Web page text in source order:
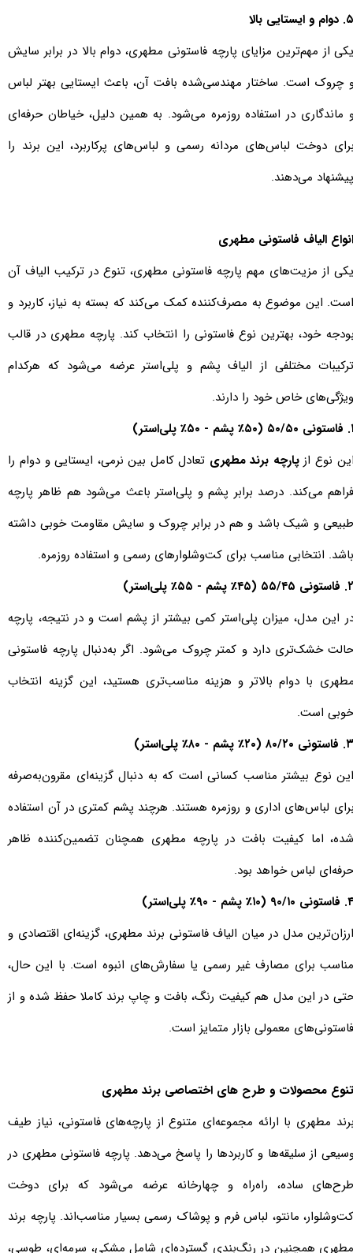
بالا
از مهم‌ترین مزایای پارچه فاستونی مطهری، دوام بالا در برابر سایش
چروک است. ساختار مهندسی‌شده بافت آن، باعث ایستایی بهتر لباس
ماندگاری در استفاده روزمره می‌شود. به همین دلیل، خیاطان حرفه‌ای
دوخت لباس‌های مردانه رسمی و لباس‌های پرکاربرد، این برند را
می‌دهند.
الیاف فاستونی مطهری
از مزیت‌های مهم پارچه فاستونی مطهری، تنوع در ترکیب الیاف آن
این موضوع به مصرف‌کننده کمک می‌کند که بسته به نیاز، کاربرد و
خود، بهترین نوع فاستونی را انتخاب کند. پارچه مطهری در قالب
مختلفی از الیاف پشم و پلی‌استر عرضه می‌شود که هرکدام
خاص خود را دارند.
- ۵۰٪ پلی‌استر)
نوع ازپارچه برند مطهری تعادل کامل بین نرمی، ایستایی و دوام را
می‌کند. درصد برابر پشم و پلی‌استر باعث می‌شود هم ظاهر پارچه
و شیک باشد و هم در برابر چروک و سایش مقاومت خوبی داشته
انتخابی مناسب برای کت‌وشلوارهای رسمی و استفاده روزمره.
پشم - ۵۵٪ پلی‌استر)
این مدل، میزان پلی‌استر کمی بیشتر از پشم است و در نتیجه، پارچه
خشک‌تری دارد و کمتر چروک می‌شود. اگر به‌دنبال پارچه فاستونی
با دوام بالاتر و هزینه مناسب‌تری هستید، این گزینه انتخاب
است.
پشم - ۸۰٪ پلی‌استر)
نوع بیشتر مناسب کسانی است که به دنبال گزینه‌ای مقرون‌به‌صرفه
لباس‌های اداری و روزمره هستند. هرچند پشم کمتری در آن استفاده
اما کیفیت بافت در پارچه مطهری همچنان تضمین‌کننده ظاهر
لباس خواهد بود.
پشم - ۹۰٪ پلی‌استر)
مدل در میان الیاف فاستونی برند مطهری، گزینه‌ای اقتصادی و
برای مصارف غیر رسمی یا سفارش‌های انبوه است. با این حال،
در این مدل هم کیفیت رنگ، بافت و چاپ برند کاملا حفظ شده و از
معمولی بازار متمایز است.
محصولات و طرح های اختصاصی برند مطهری
مطهری با ارائه مجموعه‌ای متنوع از پارچه‌های فاستونی، نیاز طیف
از سلیقه‌ها و کاربردها را پاسخ می‌دهد. پارچه فاستونی مطهری در
ساده، راه‌راه و چهارخانه عرضه می‌شود که برای دوخت
مانتو، لباس فرم و پوشاک رسمی بسیار مناسب‌اند. پارچه برند
همچنین در رنگ‌بندی گسترده‌ای شامل مشکی، سرمه‌ای، طوسی،